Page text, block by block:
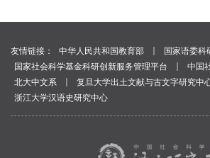
友情链接： 中华人民共和国教育部 ｜ 国家语委科
国家社会科学基金科研创新服务管理平台
｜ 中国
北大中文系
｜ 复旦大学出土文献与古文字研究中
浙江大学汉语史研究中心